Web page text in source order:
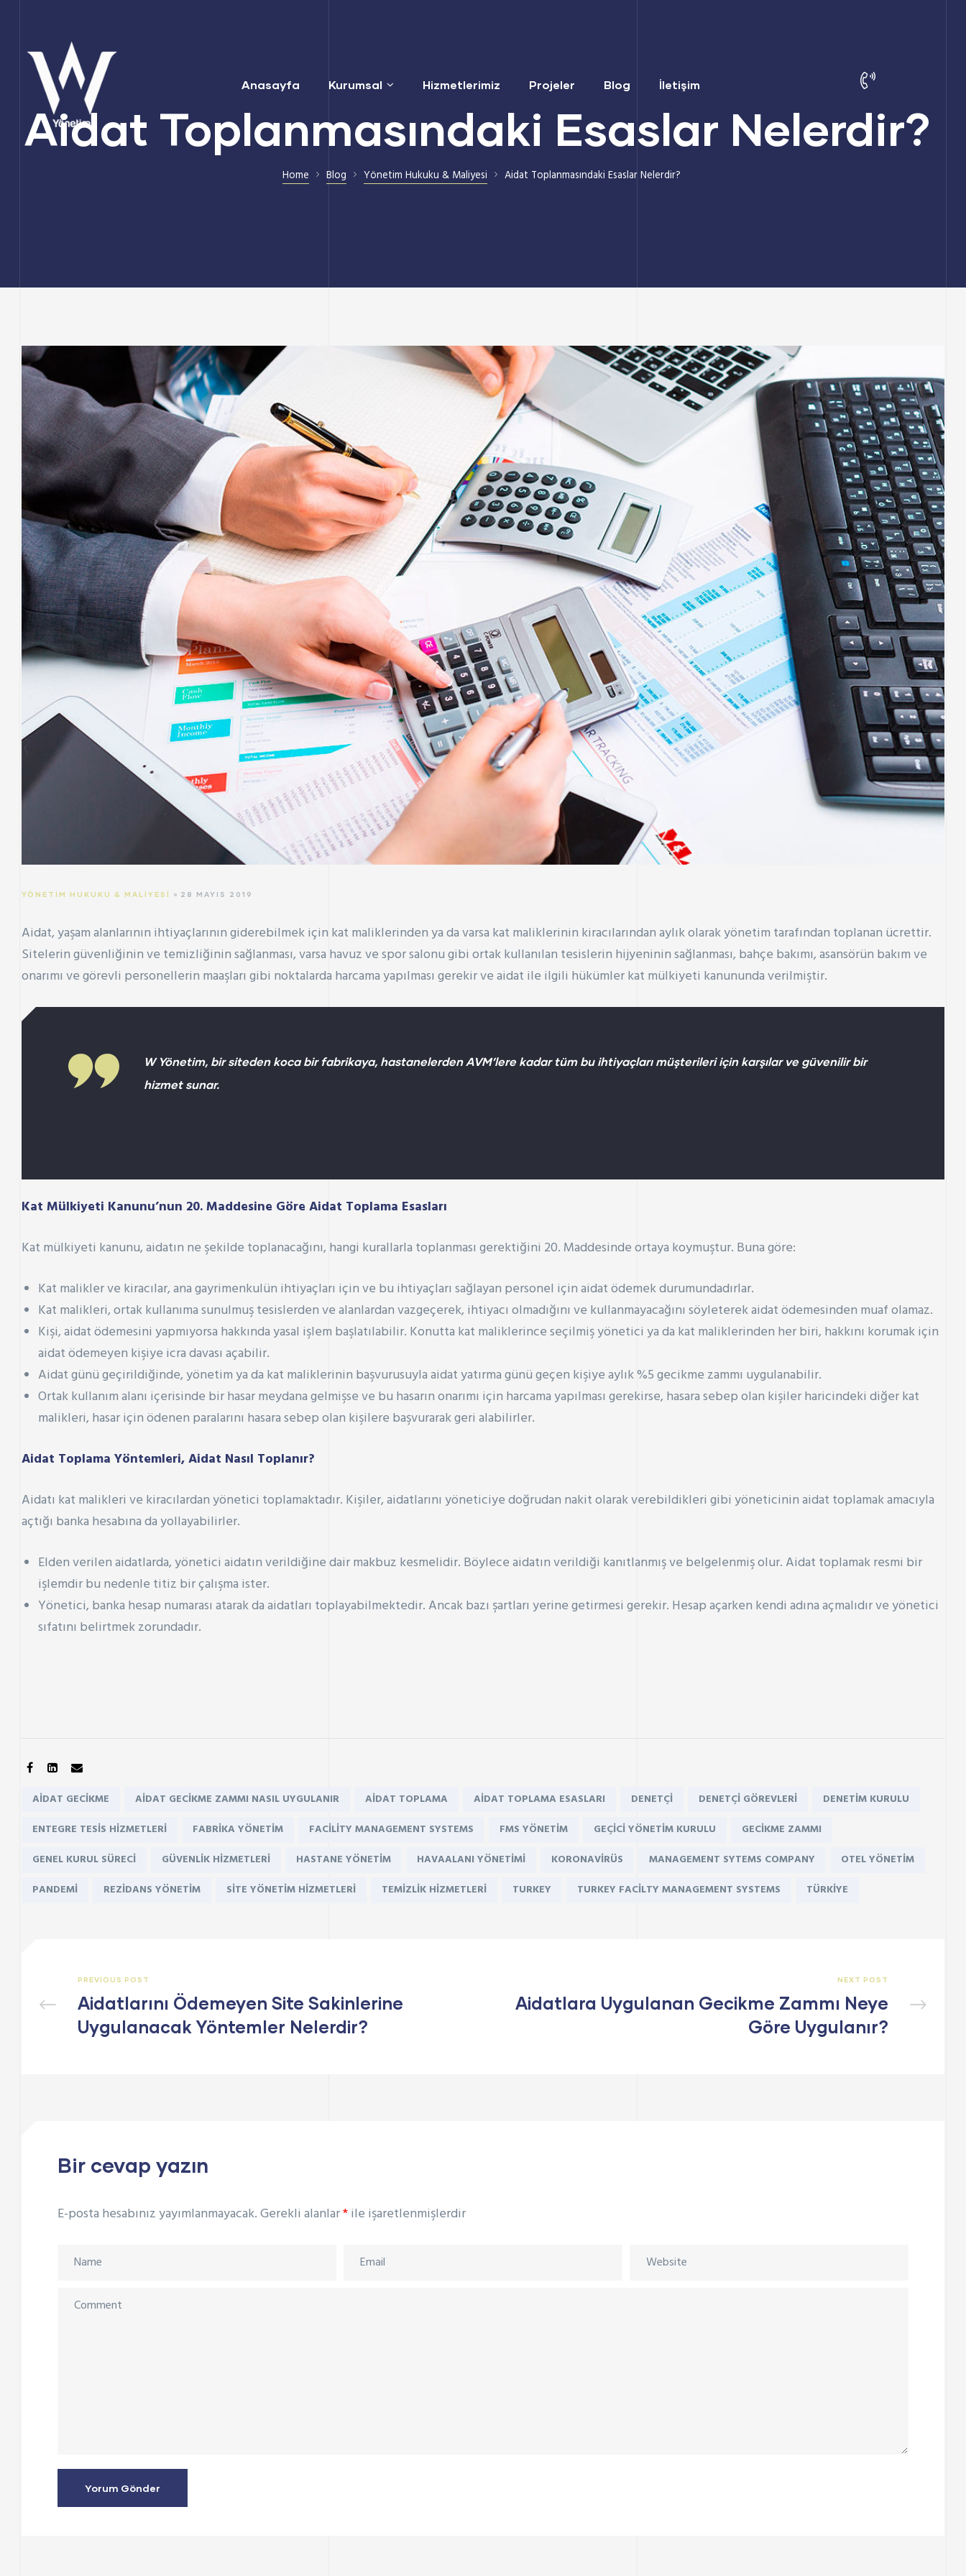
Anasayfa Kurumsal Hizmetlerimiz Projeler Blog İletişim
Aidat Toplanmasındaki Esaslar Nelerdir?
Home Blog Yönetim Hukuku & Maliyesi Aidat Toplanmasındaki Esaslar Nelerdir?
YÖNETIM HUKUKU & MALIYESI 28 MAYIS 2019
Aidat, yaşam alanlarının ihtiyaçlarının giderebilmek için kat maliklerinden ya da varsa kat maliklerinin kiracılarından aylık olarak yönetim tarafından toplanan ücrettir.
Sitelerin güvenliğinin ve temizliğinin sağlanması, varsa havuz ve spor salonu gibi ortak kullanılan tesislerin hijyeninin sağlanması, bahçe bakımı, asansörün bakım ve
onarımı ve görevli personellerin maaşları gibi noktalarda harcama yapılması gerekir ve aidat ile ilgili hükümler kat mülkiyeti kanununda verilmiştir.
W Yönetim, bir siteden koca bir fabrikaya, hastanelerden AVM’lere kadar tüm bu ihtiyaçları müşterileri için karşılar ve güvenilir bir
hizmet sunar.
Kat Mülkiyeti Kanunu’nun 20. Maddesine Göre Aidat Toplama Esasları
Kat mülkiyeti kanunu, aidatın ne şekilde toplanacağını, hangi kurallarla toplanması gerektiğini 20. Maddesinde ortaya koymuştur. Buna göre:
Kat malikler ve kiracılar, ana gayrimenkulün ihtiyaçları için ve bu ihtiyaçları sağlayan personel için aidat ödemek durumundadırlar.
Kat malikleri, ortak kullanıma sunulmuş tesislerden ve alanlardan vazgeçerek, ihtiyacı olmadığını ve kullanmayacağını söyleterek aidat ödemesinden muaf olamaz.
Kişi, aidat ödemesini yapmıyorsa hakkında yasal işlem başlatılabilir. Konutta kat maliklerince seçilmiş yönetici ya da kat maliklerinden her biri, hakkını korumak için
aidat ödemeyen kişiye icra davası açabilir.
Aidat günü geçirildiğinde, yönetim ya da kat maliklerinin başvurusuyla aidat yatırma günü geçen kişiye aylık %5 gecikme zammı uygulanabilir.
Ortak kullanım alanı içerisinde bir hasar meydana gelmişse ve bu hasarın onarımı için harcama yapılması gerekirse, hasara sebep olan kişiler haricindeki diğer kat
malikleri, hasar için ödenen paralarını hasara sebep olan kişilere başvurarak geri alabilirler.
Aidat Toplama Yöntemleri, Aidat Nasıl Toplanır?
Aidatı kat malikleri ve kiracılardan yönetici toplamaktadır. Kişiler, aidatlarını yöneticiye doğrudan nakit olarak verebildikleri gibi yöneticinin aidat toplamak amacıyla
açtığı banka hesabına da yollayabilirler.
Elden verilen aidatlarda, yönetici aidatın verildiğine dair makbuz kesmelidir. Böylece aidatın verildiği kanıtlanmış ve belgelenmiş olur. Aidat toplamak resmi bir
işlemdir bu nedenle titiz bir çalışma ister.
Yönetici, banka hesap numarası atarak da aidatları toplayabilmektedir. Ancak bazı şartları yerine getirmesi gerekir. Hesap açarken kendi adına açmalıdır ve yönetici
sıfatını belirtmek zorundadır.
SHARE:
Tags:
AIDAT GECIKME AIDAT GECIKME ZAMMI NASIL UYGULANIR AIDAT TOPLAMA AIDAT TOPLAMA ESASLARI DENETÇI DENETÇI GÖREVLERI
DENETIM KURULU
ENTEGRE TESIS HIZMETLERI
FABRIKA YÖNETIM FACILITY MANAGEMENT SYSTEMS FMS YÖNETIM GEÇICI YÖNETIM KURULU
GECIKME ZAMMI
GENEL KURUL SÜRECI
GÜVENLIK HIZMETLERI HASTANE YÖNETIM HAVAALANI YÖNETIMI KORONAVIRÜS MANAGEMENT SYTEMS COMPANY
OTEL YÖNETIM
PANDEMI
REZIDANS YÖNETIM SITE YÖNETIM HIZMETLERI TEMIZLIK HIZMETLERI TURKEY TURKEY FACILTY MANAGEMENT SYSTEMS TÜRKIYE
PREVIOUS POST
Aidatlarını Ödemeyen Site Sakinlerine
Uygulanacak Yöntemler Nelerdir?
NEXT POST
Aidatlara Uygulanan Gecikme Zammı Neye
Göre Uygulanır?
Bir cevap yazın
E-posta hesabınız yayımlanmayacak.Gerekli alanlar*ile işaretlenmişlerdir